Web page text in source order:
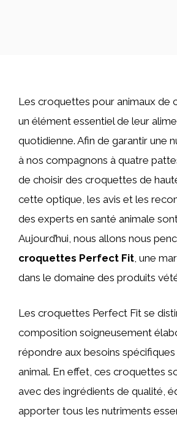
Les croquettes pour animaux de
un élément essentiel de leur
quotidienne. Afin de garantir une
à nos compagnons à quatre
de choisir des croquettes de
cette optique, les avis et les
des experts en santé animale
Aujourd’hui, nous allons nous
croquettes Perfect Fit, une
dans le domaine des produits
Les croquettes Perfect Fit se
composition soigneusement
répondre aux besoins
animal. En effet, ces croquettes
avec des ingrédients de qualité,
apporter tous les nutriments